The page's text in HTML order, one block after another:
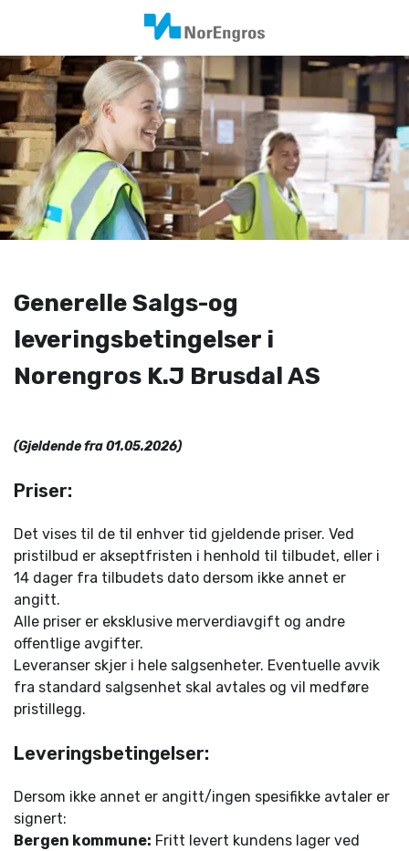
Generelle Salgs-og
leveringsbetingelser i
Norengros K.J Brusdal AS
(Gjeldende fra 01.05.2026)
Priser:
Det vises til de til enhver tid gjeldende priser. Ved
pristilbud er akseptfristen i henhold til tilbudet, eller i
14 dager fra tilbudets dato dersom ikke annet er
angitt.
Alle priser er eksklusive merverdiavgift og andre
offentlige avgifter.
Leveranser skjer i hele salgsenheter. Eventuelle avvik
fra standard salgsenhet skal avtales og vil medføre
pristillegg.
Leveringsbetingelser:
Dersom ikke annet er angitt/ingen spesifikke avtaler er
signert:
Bergen kommune: Fritt levert kundens lager ved